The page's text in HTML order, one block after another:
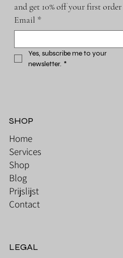
and get 10% off your first order
Email *
Yes, subscribe me to your
newsletter. *
SHOP
Home
Services
Shop
Blog
Prijslijst
Contact
LEGAL